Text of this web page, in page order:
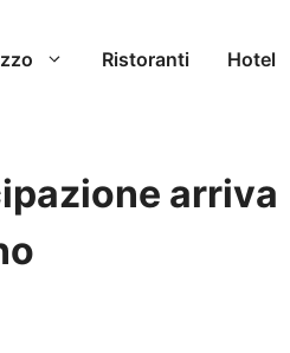
Ristoranti Hotel
arriva